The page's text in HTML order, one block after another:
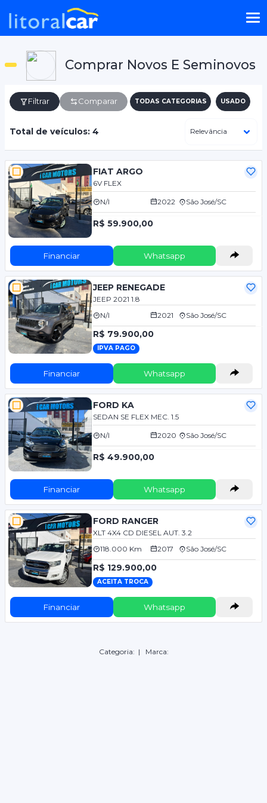
Comprar Novos E Seminovos
Filtrar Comparar TODAS CATEGORIAS USADO
Total de veículos: 4
FIAT ARGO
6V FLEX
N/I 2022 São José/SC
R$ 59.900,00
Financiar Whatsapp
JEEP RENEGADE
JEEP 2021 1.8
N/I
2021 São José/SC
R$ 79.900,00
IPVA PAGO
Financiar Whatsapp
FORD KA
SEDAN SE FLEX MEC. 1.5
N/I 2020 São José/SC
R$ 49.900,00
Financiar Whatsapp
FORD RANGER
XLT 4X4 CD DIESEL AUT. 3.2
118.000 Km
2017 São José/SC
R$ 129.900,00
ACEITA TROCA
Financiar Whatsapp
Categoria: | Marca: